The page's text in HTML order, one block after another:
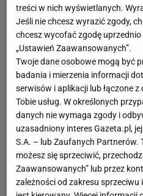
treści w nich wyświetlanych.
Jeśli nie chcesz wyrazić zgody,
chcesz wycofać zgodę
„Ustawień Zaawansowanych”.
Twoje dane osobowe mogą być
badania i mierzenia informacji
serwisów i aplikacji lub łączone
Tobie usług. W określonych
danych nie wymaga zgody i
uzasadniony interes Gazeta.pl,
S.A. – lub Zaufanych Partnerów.
możesz się sprzeciwić,
Zaawansowanych” lub przez
zależności od zakresu